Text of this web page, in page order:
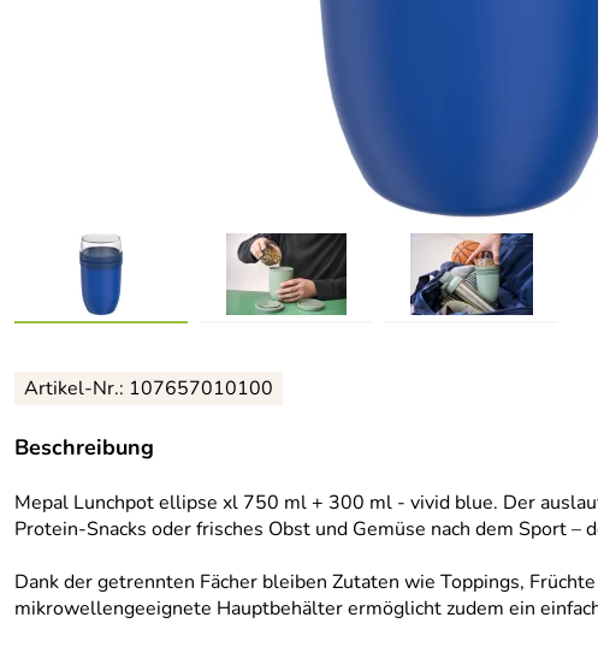
Artikel-Nr.: 107657010100
Beschreibung
Mepal Lunchpot ellipse xl 750 ml + 300 ml - vivid blue. Der
Protein-Snacks oder frisches Obst und Gemüse nach dem Sport
Dank der getrennten Fächer bleiben Zutaten wie Toppings,
mikrowellengeeignete Hauptbehälter ermöglicht zudem ein